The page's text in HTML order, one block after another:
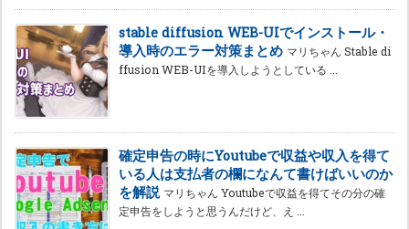
stable diffusion WEB-UIでインストール・
導入時のエラー対策まとめ マリちゃん Stable di
ffusion WEB-UIを導入しようとしている ...
確定申告の時にYoutubeで収益や収入を得て
いる人は支払者の欄になんて書けばいいのか
を解説 マリちゃん Youtubeで収益を得てその分の確
定申告をしようと思うんだけど、え ...